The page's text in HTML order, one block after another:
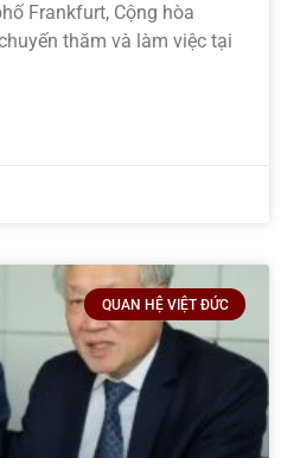
Frankfurt, Cộng hòa
thăm và làm việc tại
QUAN HỆ VIỆT ĐỨC